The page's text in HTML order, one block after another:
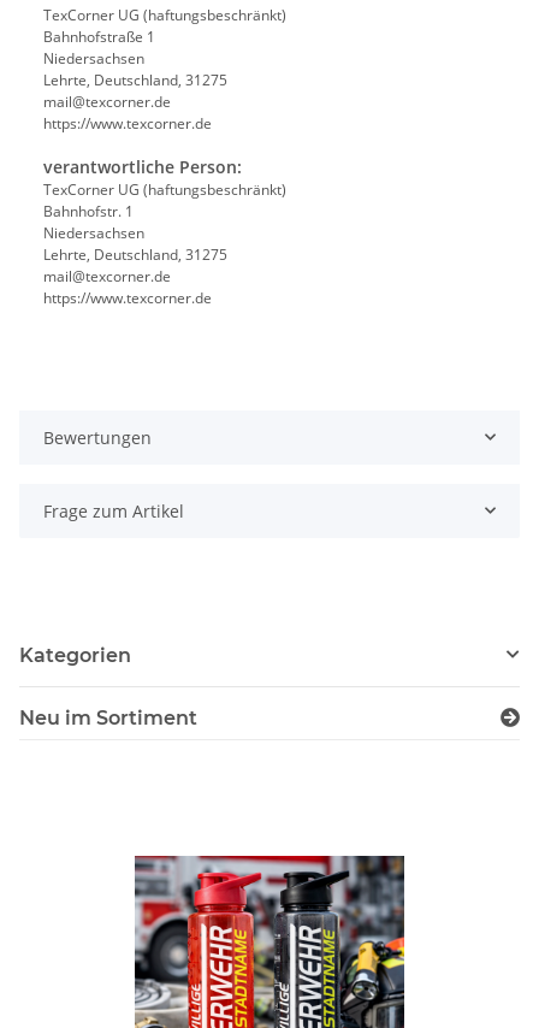
TexCorner UG (haftungsbeschränkt)
Bahnhofstraße 1
Niedersachsen
Lehrte, Deutschland, 31275
mail@texcorner.de
https://www.texcorner.de
verantwortliche Person:
TexCorner UG (haftungsbeschränkt)
Bahnhofstr. 1
Niedersachsen
Lehrte, Deutschland, 31275
mail@texcorner.de
https://www.texcorner.de
Bewertungen
Frage zum Artikel
Kategorien
Neu im Sortiment